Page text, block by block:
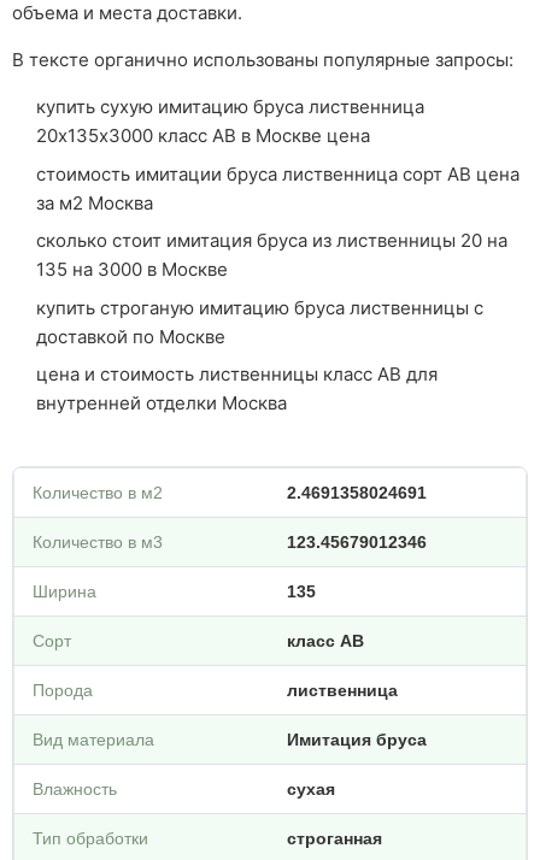
объема и места доставки.
В тексте органично использованы популярные запросы:
купить сухую имитацию бруса лиственница
20х135х3000 класс АВ в Москве цена
стоимость имитации бруса лиственница сорт АВ цена
за м2 Москва
сколько стоит имитация бруса из лиственницы 20 на
135 на 3000 в Москве
купить строганую имитацию бруса лиственницы с
доставкой по Москве
цена и стоимость лиственницы класс АВ для
внутренней отделки Москва
Количество в м2 2.4691358024691
Количество в м3 123.45679012346
Ширина 135
Сорт класс АВ
Порода лиственница
Вид материала Имитация бруса
Влажность сухая
Тип обработки строганная